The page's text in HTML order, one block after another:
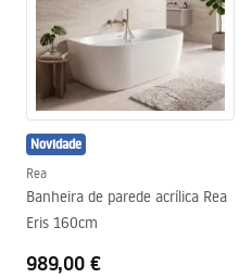
Novidade
Rea
Banheira de parede acrílica Rea
Eris 160cm
989,00 €